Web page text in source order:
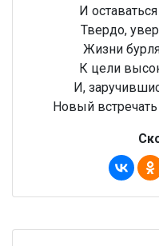
И
Твердо,
Жизни
К цели
И,
Новый